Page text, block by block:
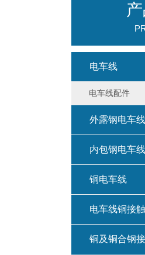
电车线
电车线配件
外露钢电车线
内包钢电车线
铜电车线
电车线铜接
铜及铜合钢